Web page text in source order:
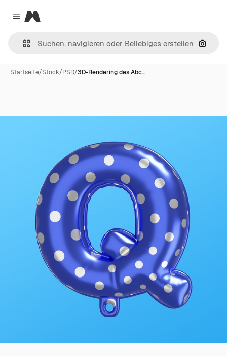
Close menu
Magnific
Nach
Startseite/Stock/PSD/3D-Rendering des Abc…